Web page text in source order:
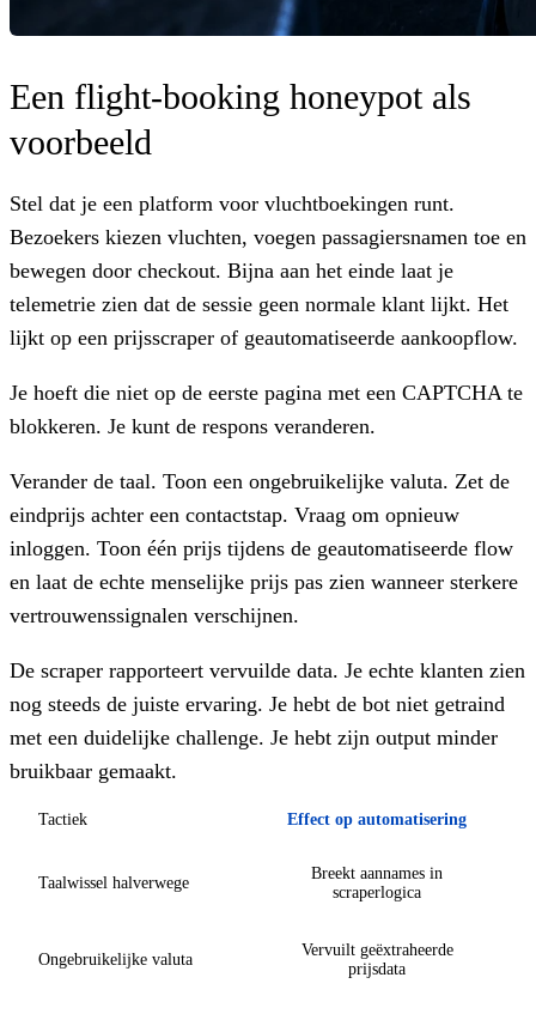
Een flight-booking honeypot als
voorbeeld
Stel dat je een platform voor vluchtboekingen runt.
Bezoekers kiezen vluchten, voegen passagiersnamen toe en
bewegen door checkout. Bijna aan het einde laat je
telemetrie zien dat de sessie geen normale klant lijkt. Het
lijkt op een prijsscraper of geautomatiseerde aankoopflow.
Je hoeft die niet op de eerste pagina met een CAPTCHA te
blokkeren. Je kunt de respons veranderen.
Verander de taal. Toon een ongebruikelijke valuta. Zet de
eindprijs achter een contactstap. Vraag om opnieuw
inloggen. Toon één prijs tijdens de geautomatiseerde flow
en laat de echte menselijke prijs pas zien wanneer sterkere
vertrouwenssignalen verschijnen.
De scraper rapporteert vervuilde data. Je echte klanten zien
nog steeds de juiste ervaring. Je hebt de bot niet getraind
met een duidelijke challenge. Je hebt zijn output minder
bruikbaar gemaakt.
Tactiek Effect op automatisering
Taalwissel halverwege
Breekt aannames in
scraperlogica
Ongebruikelijke valuta
Vervuilt geëxtraheerde
prijsdata